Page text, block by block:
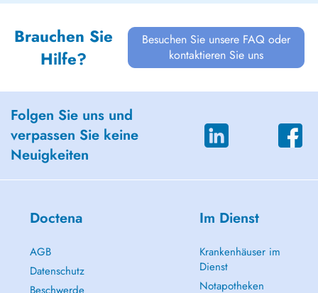
Brauchen Sie
Hilfe?
Besuchen Sie unsere FAQ oder
kontaktieren Sie uns
Folgen Sie uns und
verpassen Sie keine
Neuigkeiten
Doctena
AGB
Datenschutz
Im Dienst
Krankenhäuser im
Dienst
Notapotheken